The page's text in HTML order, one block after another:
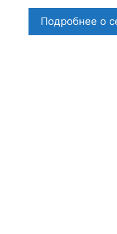
Подробнее о